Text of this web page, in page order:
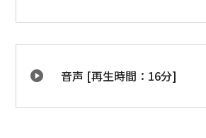
音声 [再生時間：16分]